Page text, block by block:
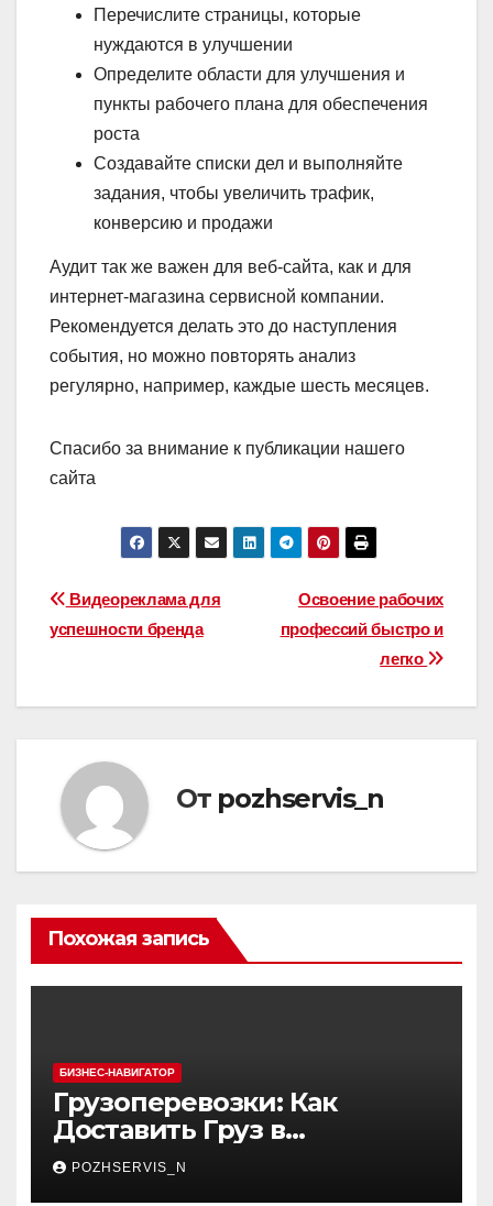
Перечислите страницы, которые
нуждаются в улучшении
Определите области для улучшения и
пункты рабочего плана для обеспечения
роста
Создавайте списки дел и выполняйте
задания, чтобы увеличить трафик,
конверсию и продажи
Аудит так же важен для веб-сайта, как и для
интернет-магазина сервисной компании.
Рекомендуется делать это до наступления
события, но можно повторять анализ
регулярно, например, каждые шесть месяцев.
Спасибо за внимание к публикации нашего
сайта
Навигация
по
записям
Освоение рабочих
профессий быстро и
легко
Видеореклама для
успешности бренда
От pozhservis_n
Похожая запись
БИЗНЕС-НАВИГАТОР
Грузоперевозки: Как
Доставить Груз в
Снежногорск
POZHSERVIS_N